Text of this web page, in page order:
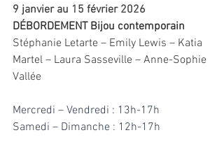
9 janvier au 15 février 2026
DÉBORDEMENT Bijou contemporain
Stéphanie Letarte – Emily Lewis – Katia
Martel – Laura Sasseville – Anne-Sophie
Vallée
Mercredi – Vendredi : 13h-17h
Samedi – Dimanche : 12h-17h